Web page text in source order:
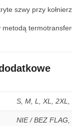
szwy przy
S, M, L, XL, 2XL,
NIE / BEZ FLAG,